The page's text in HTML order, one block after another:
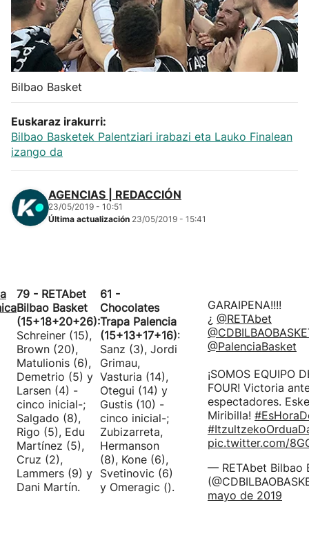
Kirolak 360
Atletismo
Carreras de montaña
Más deportes
"Helmuga"
Bilbao Basket
Euskaraz irakurri:
Bilbao Basketek Palentziari irabazi eta Lauko Finalean
izango da
AGENCIAS | REDACCIÓN
23/05/2019 - 10:51
Última actualización 23/05/2019 - 15:41
79 - RETAbet
Bilbao Basket
(15+18+20+26):
Schreiner (15),
Brown (20),
Matulionis (6),
Demetrio (5) y
Larsen (4) -
cinco inicial-;
Salgado (8),
Rigo (5), Edu
Martínez (5),
Cruz (2),
Lammers (9) y
Dani Martín.
61 -
Chocolates
Trapa Palencia
(15+13+17+16):
Sanz (3), Jordi
Grimau,
Vasturia (14),
Otegui (14) y
Gustis (10) -
cinco inicial-;
Zubizarreta,
Hermanson
(8), Kone (6),
Svetinovic (6)
y Omeragic ().
GARAIPENA!!!!
¿ @RETAbet
@PalenciaBasket
¡SOMOS EQUIPO
FOUR! Victoria
espectadores.
Miribilla!
pic.twitter.com/
— RETAbet Bilbao
mayo de 2019